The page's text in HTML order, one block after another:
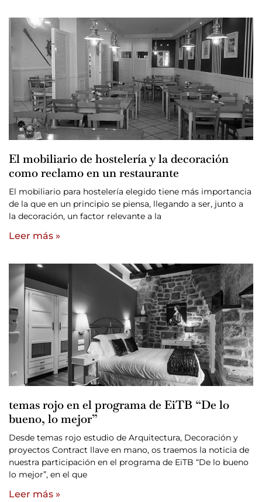
El mobiliario de hostelería y la decoración
como reclamo en un restaurante
El mobiliario para hostelería elegido tiene más importancia
de la que en un principio se piensa, llegando a ser, junto a
la decoración, un factor relevante a la
Leer más »
temas rojo en el programa de EiTB “De lo
bueno, lo mejor”
Desde temas rojo estudio de Arquitectura, Decoración y
proyectos Contract llave en mano, os traemos la noticia de
nuestra participación en el programa de EiTB “De lo bueno
lo mejor”, en el que
Leer más »